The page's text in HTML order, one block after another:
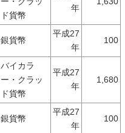
ド貨幣
年
銀貨幣
平成27
年
100
バイカラ
ー・クラッ
ド貨幣
平成27
年
1,680
銀貨幣
平成27
年
100